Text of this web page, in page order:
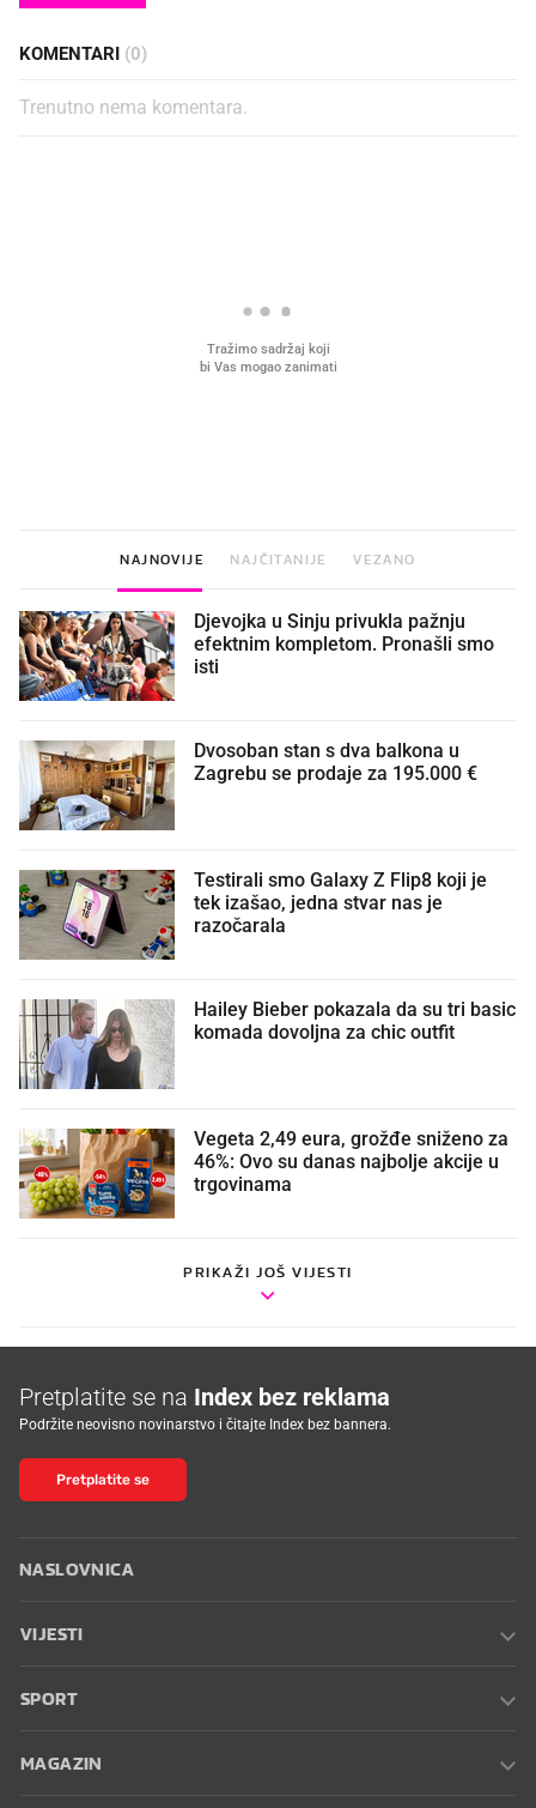
KOMENTARI (0)
Trenutno nema komentara.
NAJNOVIJE NAJČITANIJE VEZANO
Djevojka u Sinju privukla pažnju
efektnim kompletom. Pronašli smo
isti
Dvosoban stan s dva balkona u
Zagrebu se prodaje za 195.000 €
Testirali smo Galaxy Z Flip8 koji je
tek izašao, jedna stvar nas je
razočarala
Hailey Bieber pokazala da su tri basic
komada dovoljna za chic outfit
Vegeta 2,49 eura, grožđe sniženo za
46%: Ovo su danas najbolje akcije u
trgovinama
PRIKAŽI JOŠ VIJESTI
Pretplatite se na Index bez reklama
Podržite neovisno novinarstvo i čitajte Index bez bannera.
Pretplatite se
NASLOVNICA
VIJESTI
SPORT
MAGAZIN